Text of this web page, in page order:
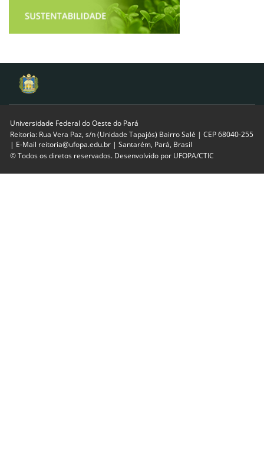
Universidade Federal do Oeste do Pará
Reitoria: Rua Vera Paz, s/n (Unidade Tapajós) Bairro Salé | CEP 68040-255
| E-Mail reitoria@ufopa.edu.br | Santarém, Pará, Brasil
© Todos os diretos reservados. Desenvolvido por UFOPA/CTIC